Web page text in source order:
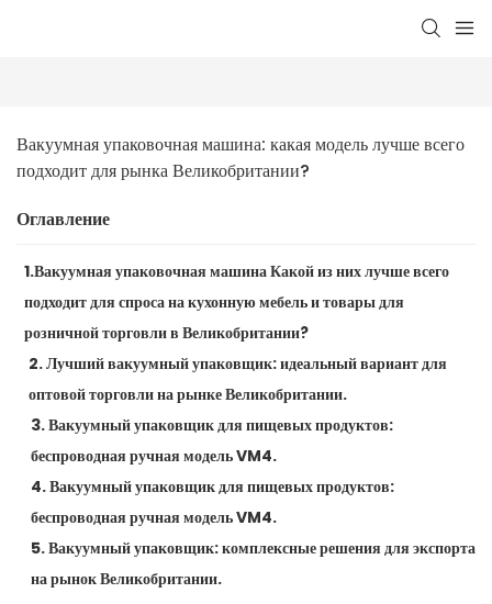
Вакуумная упаковочная машина: какая модель лучше всего
подходит для рынка Великобритании?
Оглавление
1.Вакуумная упаковочная машина Какой из них лучше всего
подходит для спроса на кухонную мебель и товары для
розничной торговли в Великобритании?
2. Лучший вакуумный упаковщик: идеальный вариант для
оптовой торговли на рынке Великобритании.
3. Вакуумный упаковщик для пищевых продуктов:
беспроводная ручная модель VM4.
4. Вакуумный упаковщик для пищевых продуктов:
беспроводная ручная модель VM4.
5. Вакуумный упаковщик: комплексные решения для экспорта
на рынок Великобритании.